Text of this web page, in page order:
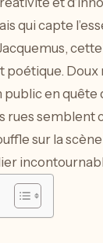
qui capte
poétique. Doux
public en quête
rues semblent
sur la